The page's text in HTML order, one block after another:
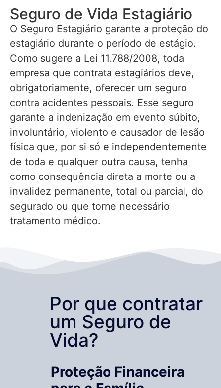
Seguro de Vida Estagiário
O Seguro Estagiário garante a proteção do
estagiário durante o período de estágio.
Como sugere a Lei 11.788/2008, toda
empresa que contrata estagiários deve,
obrigatoriamente, oferecer um seguro
contra acidentes pessoais. Esse seguro
garante a indenização em evento súbito,
involuntário, violento e causador de lesão
física que, por si só e independentemente
de toda e qualquer outra causa, tenha
como consequência direta a morte ou a
invalidez permanente, total ou parcial, do
segurado ou que torne necessário
tratamento médico.
Por que contratar
um Seguro de
Vida?
Proteção Financeira